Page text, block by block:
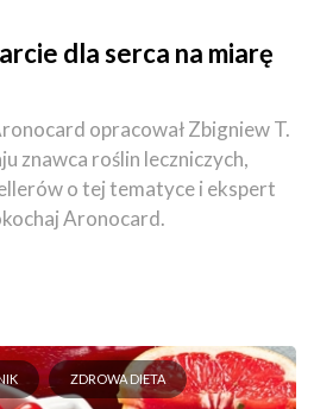
dla serca na miarę
opracował Zbigniew T.
znawca roślin leczniczych,
o tej tematyce i ekspert
Aronocard.
ZDROWA DIETA